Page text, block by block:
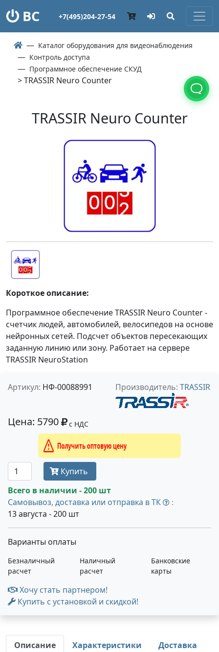
ВС +7(495)204-27-54
Каталог оборудования для видеонаблюдения
Контроль доступа
Программное обеспечение СКУД
> TRASSIR Neuro Counter
TRASSIR Neuro Counter
Короткое описание:
Программное обеспечение TRASSIR Neuro Counter -
счетчик людей, автомобилей, велосипедов на основе
нейронных сетей. Подсчет объектов пересекающих
заданную линию или зону. Работает на сервере
TRASSIR NeuroStation
Артикул: НФ-00088991 Производитель: TRASSIR
Цена: 5790 с НДС
Получить оптовую цену
Купить
Всего в наличии - 200 шт
Самовывоз, доставка или отправка в ТК
:
13 августа - 200 шт
Варианты оплаты
Безналичный
расчет
Наличный
расчет
Банковские
карты
Хочу стать партнером!
Купить с установкой и скидкой!
Описание Характеристики Доставка